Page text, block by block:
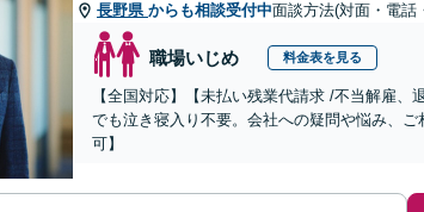
長野県 からも相談受付中面談方法(対面・電話
職場いじめ 料金表を見る
【全国対応】【未払い残業代請求 /不当解雇
でも泣き寝入り不要。会社への疑問や悩み、
可】